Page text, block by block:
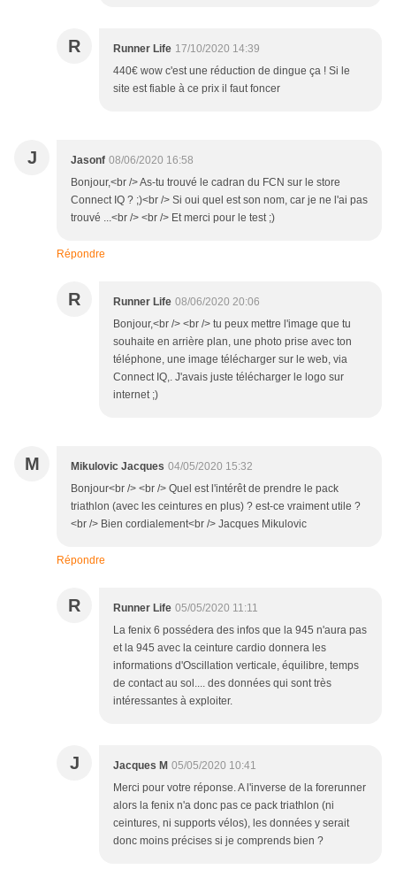
R Runner Life 17/10/2020 14:39
440€ wow c'est une réduction de dingue ça ! Si le
site est fiable à ce prix il faut foncer
J Jasonf 08/06/2020 16:58
Bonjour,<br /> As-tu trouvé le cadran du FCN sur le store
Connect IQ ? ;)<br /> Si oui quel est son nom, car je ne l'ai pas
trouvé ...<br /> <br /> Et merci pour le test ;)
Répondre
R Runner Life 08/06/2020 20:06
Bonjour,<br /> <br /> tu peux mettre l'image que tu
souhaite en arrière plan, une photo prise avec ton
téléphone, une image télécharger sur le web, via
Connect IQ,. J'avais juste télécharger le logo sur
internet ;)
M Mikulovic Jacques 04/05/2020 15:32
Bonjour<br /> <br /> Quel est l'intérêt de prendre le pack
triathlon (avec les ceintures en plus) ? est-ce vraiment utile ?
<br /> Bien cordialement<br /> Jacques Mikulovic
Répondre
R Runner Life 05/05/2020 11:11
La fenix 6 possédera des infos que la 945 n'aura pas
et la 945 avec la ceinture cardio donnera les
informations d'Oscillation verticale, équilibre, temps
de contact au sol.... des données qui sont très
intéressantes à exploiter.
J Jacques M 05/05/2020 10:41
Merci pour votre réponse. A l'inverse de la forerunner
alors la fenix n'a donc pas ce pack triathlon (ni
ceintures, ni supports vélos), les données y serait
donc moins précises si je comprends bien ?